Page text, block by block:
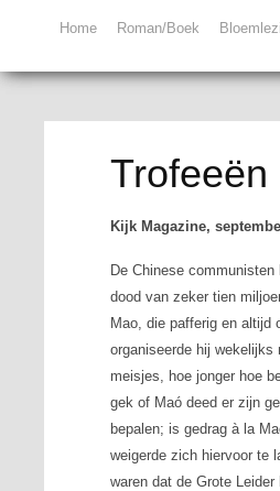
Home Roman/Boek
Trofeeën
Kijk Magazine,
De Chinese
dood van zeker tien
Mao, die pafferig en altijd
organiseerde hij wekelijks
meisjes, hoe jonger hoe
gek of Maó deed er zijn
bepalen; is gedrag à la
weigerde zich hiervoor te
waren dat de Grote